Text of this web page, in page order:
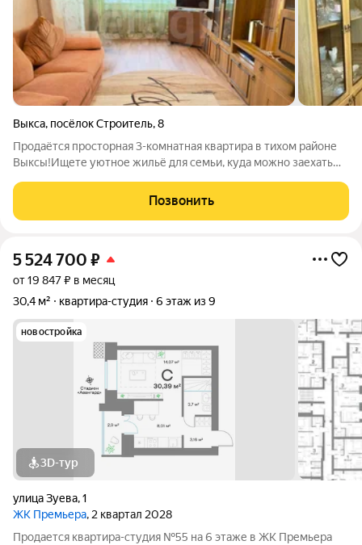
Выкса, посёлок Строитель,8
Продаётся просторная 3-комнатная квартира в тихом районе
Выксы!Ищете уютное жильё для семьи, куда можно заехать
Квартира расположена в посёлке Строитель здесь вы найдёте
идеальный баланс между
Позвонить
5 524 700 ₽
от 19 847 ₽ в месяц
30,4 м²
квартира-студия 6 этаж из 9
новостройка
3D-тур
улица Зуева,1
ЖК Премьера, 2 квартал 2028
Продается квартира-студия №55 на 6 этаже в ЖК Премьера